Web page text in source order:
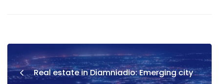
Real estate in Diamniadio: Emerging city